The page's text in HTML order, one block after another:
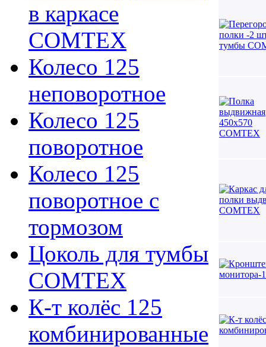
в каркасе
COMTEX
Колесо 125
неповоротное
Колесо 125
поворотное
Колесо 125
поворотное с
тормозом
Цоколь для тумбы
COMTEX
К-т колёс 125
комбинированные